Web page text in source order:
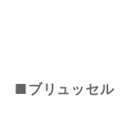
■ブリュッセル